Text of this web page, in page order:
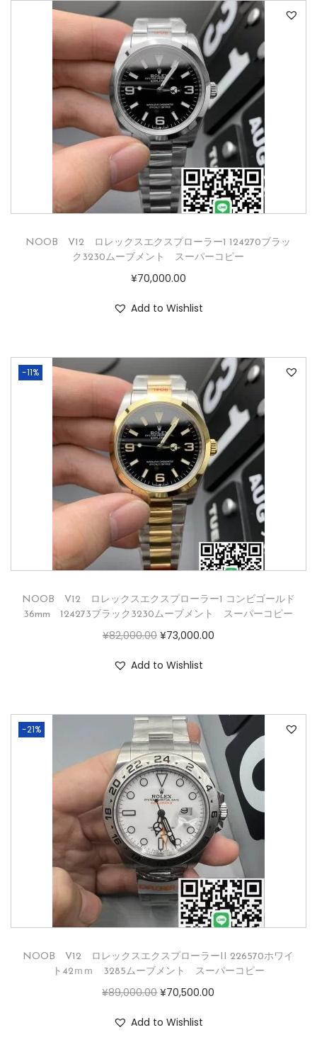
NOOB V12 ロレックスエクスプローラー1 124270ブラッ
ク3230ムーブメント スーパーコピー
¥70,000.00
Add to Wishlist
-11%
NOOB V12 ロレックスエクスプローラー1 コンビゴールド
36mm 124273ブラック3230ムーブメント スーパーコピー
¥82,000.00 ¥73,000.00
Add to Wishlist
-21%
NOOB V12 ロレックスエクスプローラーII 226570ホワイ
ト42ｍｍ 3285ムーブメント スーパーコピー
¥89,000.00 ¥70,500.00
Add to Wishlist